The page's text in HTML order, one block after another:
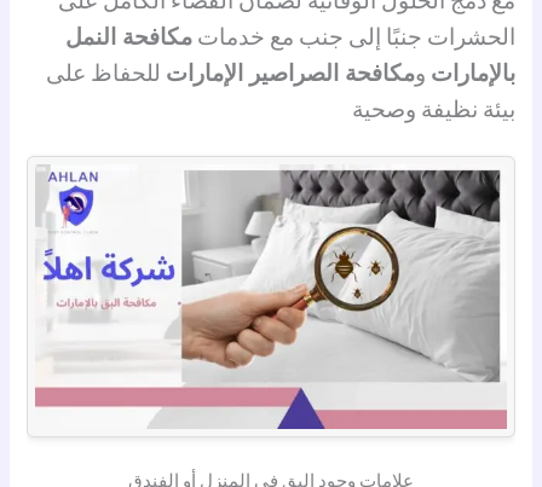
الحشرات جنبًا إلى جنب مع خدماتمكافحة النمل
بالإمارات ومكافحة الصراصير الإمارات للحفاظ على
بيئة نظيفة وصحية
علامات وجود البق في المنزل أو الفندق